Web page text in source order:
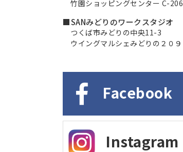
竹園ショッピングセンター C-206
■SANみどりのワークスタジオ
つくば市みどりの中央11-3
ウイングマルシェみどりの２０９
Facebook
Instagram